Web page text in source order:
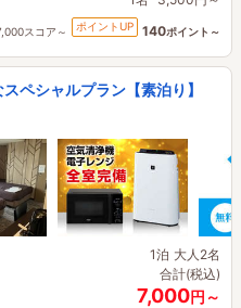
スコア～ ポイントUP 140ポイント～
ペシャルプラン【素泊り】
1泊 大人2名
合計(税込)
7,000円～